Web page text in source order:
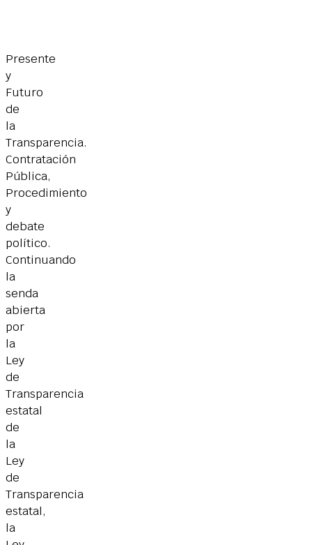
Presente
y
Futuro
de
la
Transparencia.
Contratación
Pública,
Procedimiento
y
debate
político.
Continuando
la
senda
abierta
por
la
Ley
de
Transparencia
estatal
de
la
Ley
de
Transparencia
estatal,
la